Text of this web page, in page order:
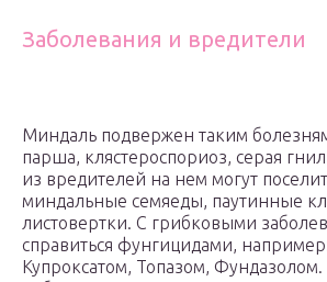
Заболевания и вредители
Миндаль подвержен таким
парша, клястероспориоз, серая
из вредителей на нем могут
миндальные семяеды, паутинные
листовертки. С грибковыми
справиться фунгицидами,
Купроксатом, Топазом,